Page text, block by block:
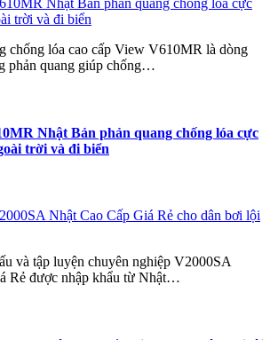
chống lóa cao cấp View V610MR là dòng
phản quang giúp chống…
Nhật Bản phản quang chống lóa cực
trời và đi biển
và tập luyện chuyên nghiệp V2000SA
Rẻ được nhập khẩu từ Nhật…